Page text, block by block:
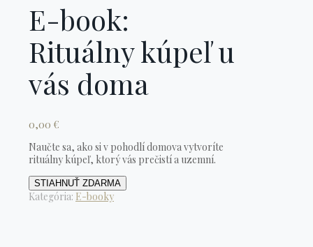
E-book:
Rituálny kúpeľ u
vás doma
0,00 €
Naučte sa, ako si v pohodlí domova vytvoríte
rituálny kúpeľ, ktorý vás prečistí a uzemní.
množstvo
E-
book:
STIAHNUŤ ZDARMA
Kategória: E-booky